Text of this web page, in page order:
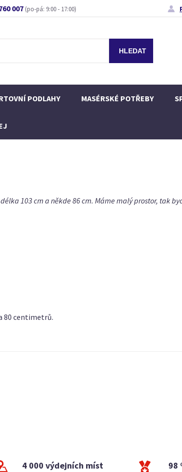
007 (po-pá: 9:00 - 17:00)
PODLAHY MASÉRSKÉ POTŘEBY
103 cm a někde 86 cm. Máme malý prostor, tak
80 centimetrů.
4 000 výdejních míst 98